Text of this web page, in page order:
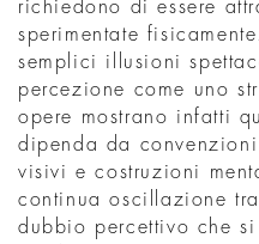
richiedono di essere
sperimentate
semplici illusioni
percezione come uno
opere mostrano infatti
dipenda da
visivi e costruzioni
continua oscillazione
dubbio percettivo che